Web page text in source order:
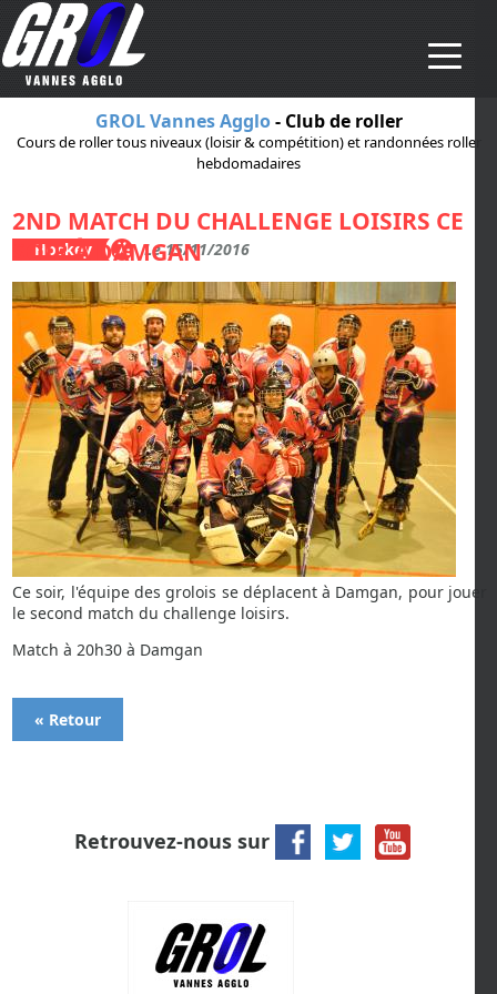
Aller au contenu principal
GROL Vannes Agglo- Club de roller
Cours de roller tous niveaux (loisir & compétition) et randonnées roller
hebdomadaires
2ND MATCH DU CHALLENGE LOISIRS CE
SOIR À DAMGAN
Hockey Le 15/11/2016
Ce soir, l'équipe des grolois se déplacent à Damgan, pour jouer
le second match du challenge loisirs.
Match à 20h30 à Damgan
« Retour
Retrouvez-nous sur